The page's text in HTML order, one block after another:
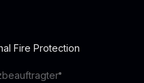
Fire Protection